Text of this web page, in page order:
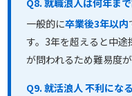
Q8. 就職浪人は何年ま
一般的に卒業後3年以内
す。3年を超えると中
が問われるため難易度が
Q9. 就活浪人 不利にな